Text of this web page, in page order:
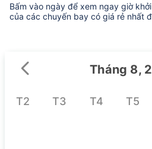
Bấm vào ngày để xem ngay giờ
của các chuyến bay có giá rẻ nhất
Tháng 8,
T2 T3 T4 T5